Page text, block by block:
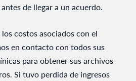
de llegar a un acuerdo.
costos asociados con el
en contacto con todos sus
para obtener sus archivos
Si tuvo perdida de ingresos